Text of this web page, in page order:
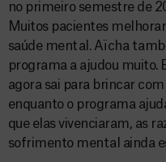
no primeiro semestre de
Muitos pacientes
saúde mental. Aïcha
programa a ajudou muito.
agora sai para brincar com
enquanto o programa
que elas vivenciaram, as
sofrimento mental ainda